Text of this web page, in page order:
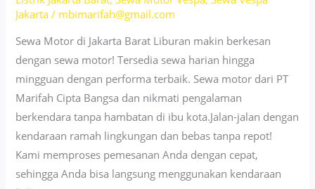
Jakarta / mbimarifah@gmail.com
Sewa Motor di Jakarta Barat Liburan makin berkesan
dengan sewa motor! Tersedia sewa harian hingga
mingguan dengan performa terbaik. Sewa motor dari PT
Marifah Cipta Bangsa dan nikmati pengalaman
berkendara tanpa hambatan di ibu kota.Jalan-jalan dengan
kendaraan ramah lingkungan dan bebas tanpa repot!
Kami memproses pemesanan Anda dengan cepat,
sehingga Anda bisa langsung menggunakan kendaraan